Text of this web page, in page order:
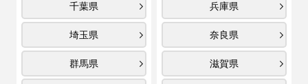
千葉県
埼玉県
群馬県
兵庫県
奈良県
滋賀県